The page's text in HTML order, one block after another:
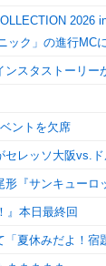
2026
ック」の進行MC
ンスタストーリー
ントを欠席
セレッソ大阪vs.
形『サンキュー
』本日最終回
「夏休みだよ！宿